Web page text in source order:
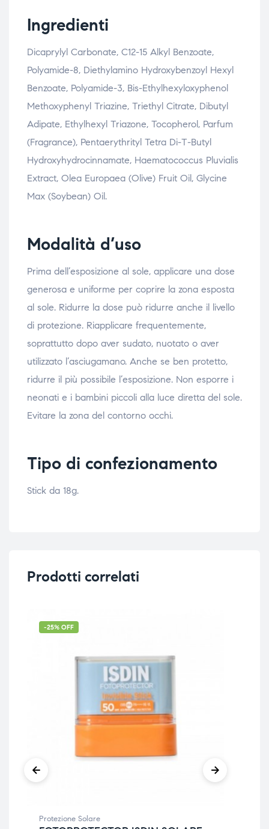
Ingredienti
Dicaprylyl Carbonate, C12-15 Alkyl Benzoate,
Polyamide-8, Diethylamino Hydroxybenzoyl Hexyl
Benzoate, Polyamide-3, Bis-Ethylhexyloxyphenol
Methoxyphenyl Triazine, Triethyl Citrate, Dibutyl
Adipate, Ethylhexyl Triazone, Tocopherol, Parfum
(Fragrance), Pentaerythrityl Tetra Di-T-Butyl
Hydroxyhydrocinnamate, Haematococcus Pluvialis
Extract, Olea Europaea (Olive) Fruit Oil, Glycine
Max (Soybean) Oil.
Modalità d’uso
Prima dell’esposizione al sole, applicare una dose
generosa e uniforme per coprire la zona esposta
al sole. Ridurre la dose può ridurre anche il livello
di protezione. Riapplicare frequentemente,
soprattutto dopo aver sudato, nuotato o aver
utilizzato l’asciugamano. Anche se ben protetto,
ridurre il più possibile l’esposizione. Non esporre i
neonati e i bambini piccoli alla luce diretta del sole.
Evitare la zona del contorno occhi.
Tipo di confezionamento
Stick da 18g.
Prodotti correlati
-25% OFF
Protezione Solare